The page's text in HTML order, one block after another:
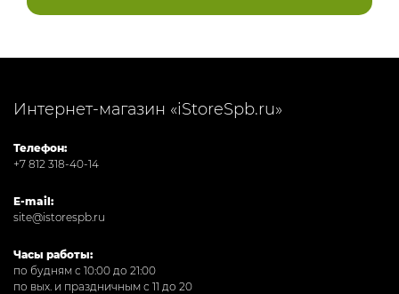
Интернет-магазин «iStoreSpb.ru»
Телефон:
+7 812 318-40-14
E-mail:
site@istorespb.ru
Часы работы:
по будням с 10:00 до 21:00
по вых. и праздничным с 11 до 20